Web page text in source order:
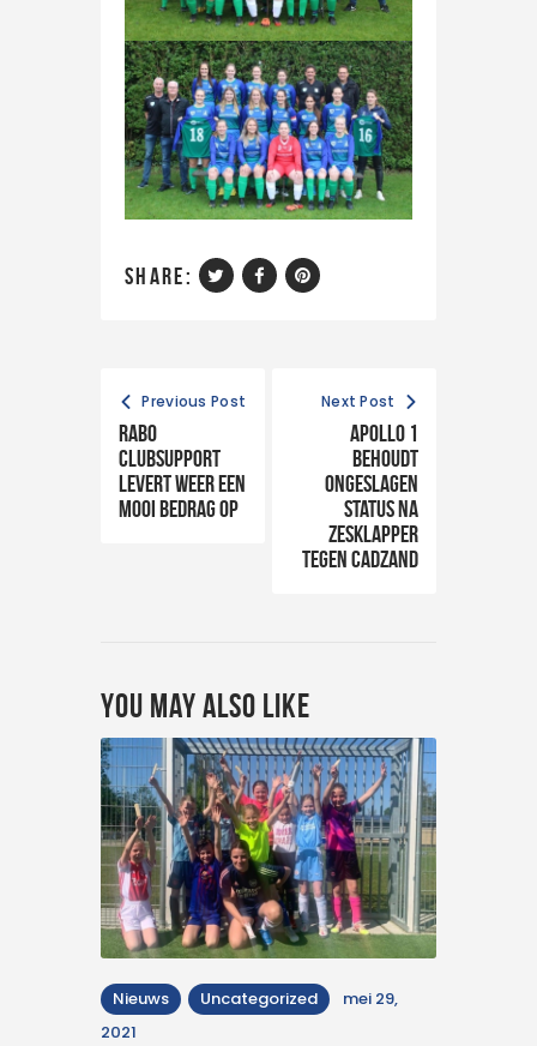
share:
Previous Post
Rabo
clubsupport
levert weer een
mooi bedrag op
Next Post
Apollo 1
behoudt
ongeslagen
status na
zesklapper
tegen Cadzand
You May Also Like
Nieuws Uncategorized
mei 29,
2021